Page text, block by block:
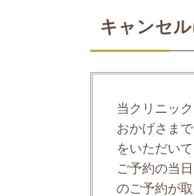
キャンセ
当クリニッ
おかげさま
をいただいて
ご予約の当
のご予約が